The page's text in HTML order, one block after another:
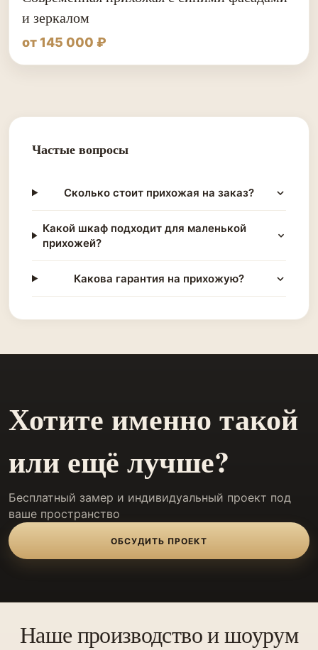
и зеркалом
от 145 000 ₽
Частые вопросы
Сколько стоит прихожая на заказ?
Какой шкаф подходит для маленькой
прихожей?
Какова гарантия на прихожую?
Хотите именно такой
или ещё лучше?
Бесплатный замер и индивидуальный проект под
ваше пространство
ОБСУДИТЬ ПРОЕКТ
Наше производство и шоурум